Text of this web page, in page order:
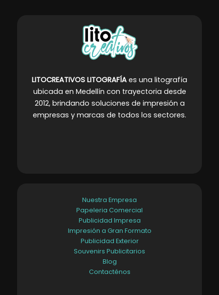
LITOCREATIVOS LITOGRAFÍA es una litografía
ubicada en Medellín con trayectoria desde
2012, brindando soluciones de impresión a
empresas y marcas de todos los sectores.
Nuestra Empresa
Papeleria Comercial
Publicidad Impresa
Impresión a Gran Formato
Publicidad Exterior
Souvenirs Publicitarios
Blog
Contacténos